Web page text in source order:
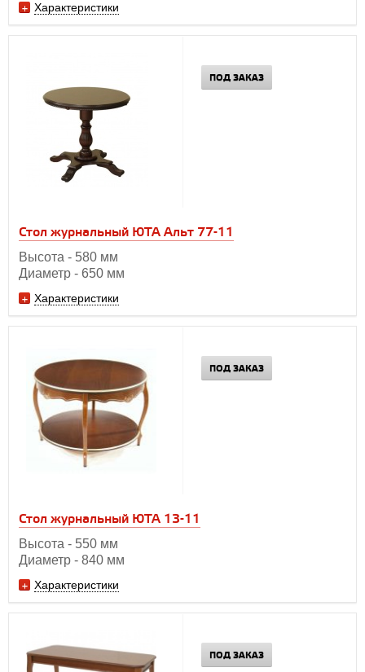
Характеристики
Стол журнальный ЮТА Альт 77-11
Высота - 580 мм
Диаметр - 650 мм
Характеристики
ПОД ЗАКАЗ
Стол журнальный ЮТА 13-11
Высота - 550 мм
Диаметр - 840 мм
Характеристики
ПОД ЗАКАЗ
ПОД ЗАКАЗ